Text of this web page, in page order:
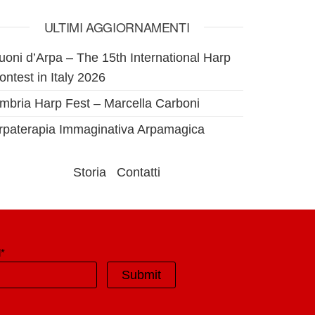
ULTIMI AGGIORNAMENTI
d’Arpa – The 15th International Harp
in Italy 2026
Harp Fest – Marcella Carboni
Immaginativa Arpamagica
Storia Contatti